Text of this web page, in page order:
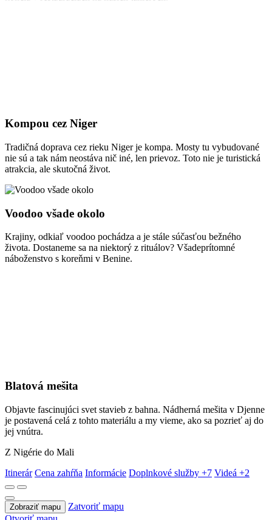
Kompou cez Niger
Tradičná doprava cez rieku Niger je kompa. Mosty tu vybudované
nie sú a tak nám neostáva nič iné, len prievoz. Toto nie je turistická
atrakcia, ale skutočná život.
Voodoo všade okolo
Krajiny, odkiaľ voodoo pochádza a je stále súčasťou bežného
života. Dostaneme sa na niektorý z rituálov? Všadeprítomné
náboženstvo s koreňmi v Benine.
Blatová mešita
Objavte fascinujúci svet stavieb z bahna. Nádherná mešita v Djenne
je postavená celá z tohto materiálu a my vieme, ako sa pozrieť aj do
jej vnútra.
Z Nigérie do Mali
Itinerár Cena zahŕňa Informácie Doplnkové služby +7 Videá +2
Zobraziť mapu
Zatvoriť mapu